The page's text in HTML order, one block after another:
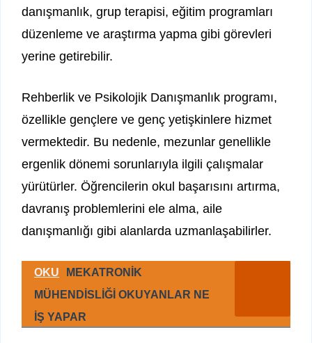
danışmanlık, grup terapisi, eğitim programları
düzenleme ve araştırma yapma gibi görevleri
yerine getirebilir.
Rehberlik ve Psikolojik Danışmanlık programı,
özellikle gençlere ve genç yetişkinlere hizmet
vermektedir. Bu nedenle, mezunlar genellikle
ergenlik dönemi sorunlarıyla ilgili çalışmalar
yürütürler. Öğrencilerin okul başarısını artırma,
davranış problemlerini ele alma, aile
danışmanlığı gibi alanlarda uzmanlaşabilirler.
OKU
MEKATRONİK
MÜHENDİSLİĞİ OKUYANLAR NE
İŞ YAPAR